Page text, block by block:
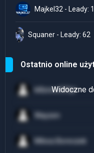
Majkel32 - Leady:
Squaner - Leady: 62
Ostatnio online
killzone559pl
Wayzen
Milosz.Boreczek